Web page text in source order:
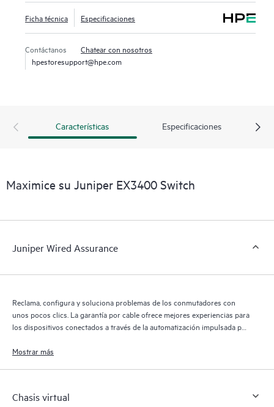
Ficha técnica Especificaciones
Contáctanos
Chatear con nosotros
hpestoresupport@hpe.com
Características Especificaciones
Maximice su Juniper EX3400 Switch
Juniper Wired Assurance
Reclama, configura y soluciona problemas de los conmutadores con
unos pocos clics. La garantía por cable ofrece mejores experiencias para
los dispositivos conectados a través de la automatización impulsada por
nube de microservicios de la plataforma Mist.
Mostrar más
Chasis virtual